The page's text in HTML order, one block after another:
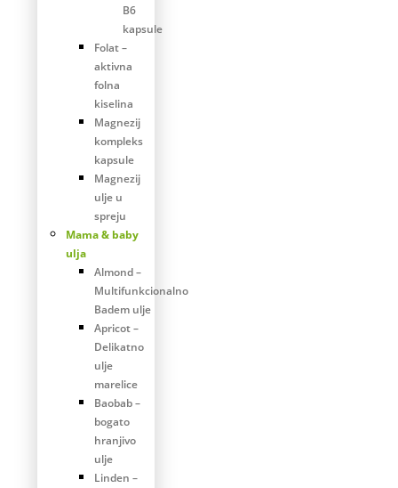
B6
kapsule
Folat –
aktivna
folna
kiselina
Magnezij
kompleks
kapsule
Magnezij
ulje u
spreju
Mama & baby
ulja
Almond –
Multifunkcionalno
Badem ulje
Apricot –
Delikatno
ulje
marelice
Baobab –
bogato
hranjivo
ulje
Linden –